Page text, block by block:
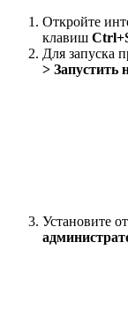
Откройте
клавиш
Для запуска
> Запустить
Установите